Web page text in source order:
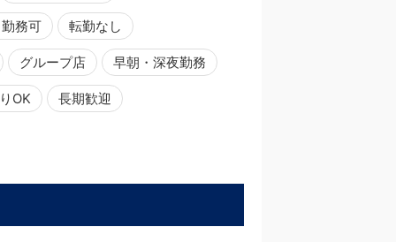
務可 転勤なし
グループ店 早朝・深夜勤務
OK 長期歓迎